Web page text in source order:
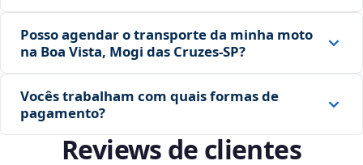
Posso agendar o transporte da minha moto
na Boa Vista, Mogi das Cruzes‑SP?
Vocês trabalham com quais formas de
pagamento?
Reviews de clientes